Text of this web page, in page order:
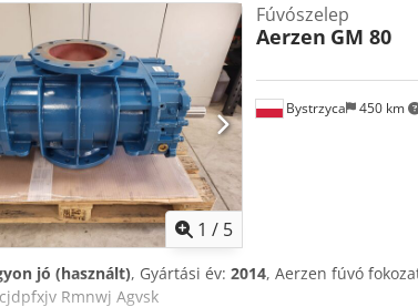
1 / 5
Bystrzyca 450 km
Fúvószelep
Aerzen GM 80
jó (használt), Gyártási év: 2014, Aerzen fúvó
Rmnwj Agvsk